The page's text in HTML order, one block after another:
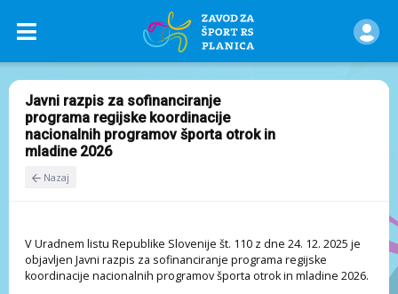
Javni razpis za sofinanciranje
programa regijske koordinacije
nacionalnih programov športa otrok in
mladine 2026
Nazaj
V Uradnem listu Republike Slovenije št. 110 z dne 24. 12. 2025 je
objavljen Javni razpis za sofinanciranje programa regijske
koordinacije nacionalnih programov športa otrok in mladine 2026.